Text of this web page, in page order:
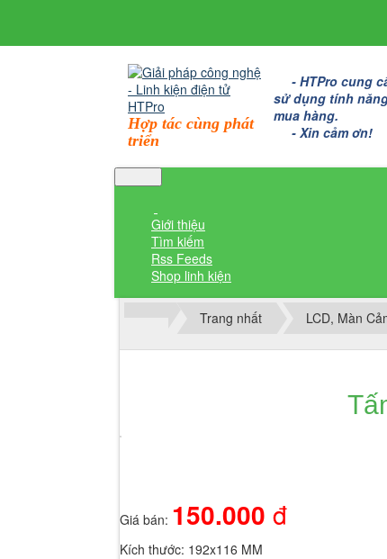
Hợp tác cùng phát
triển
- HTPro cung
sử dụng tính
mua hàng.
- Xin cảm ơn!
Giới thiệu
Tìm kiếm
Rss Feeds
Shop linh kiện
Trang nhất LCD, Màn
Giá bán: 150.000 đ
Kích thước: 192x116 MM
Thành viên đăng nhập
Hãy đăng nhập thành viên để trải nghiệm đầy đủ các tiện ích trên
Nhập một trong các mã dự phòng bạn đã nhận được.